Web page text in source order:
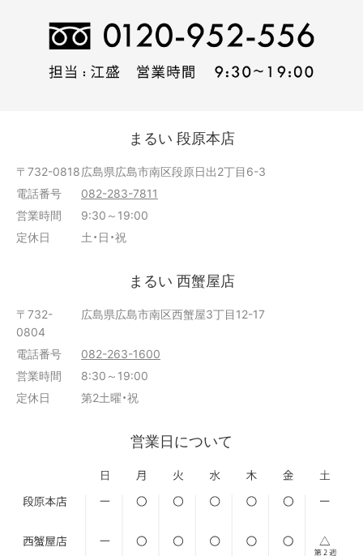
まるい 段原本店
〒732-0818広島県広島市南区段原日出2丁目6-3
電話番号
082-283-7811
営業時間
9:30～19:00
定休日
土・日・祝
まるい 西蟹屋店
〒732-
0804
広島県広島市南区西蟹屋3丁目12-17
電話番号
082-263-1600
営業時間
8:30～19:00
定休日
第2土曜・祝
営業日について